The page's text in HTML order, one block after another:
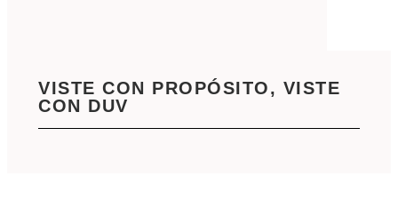
VISTE CON PROPÓSITO, VISTE
CON DUV